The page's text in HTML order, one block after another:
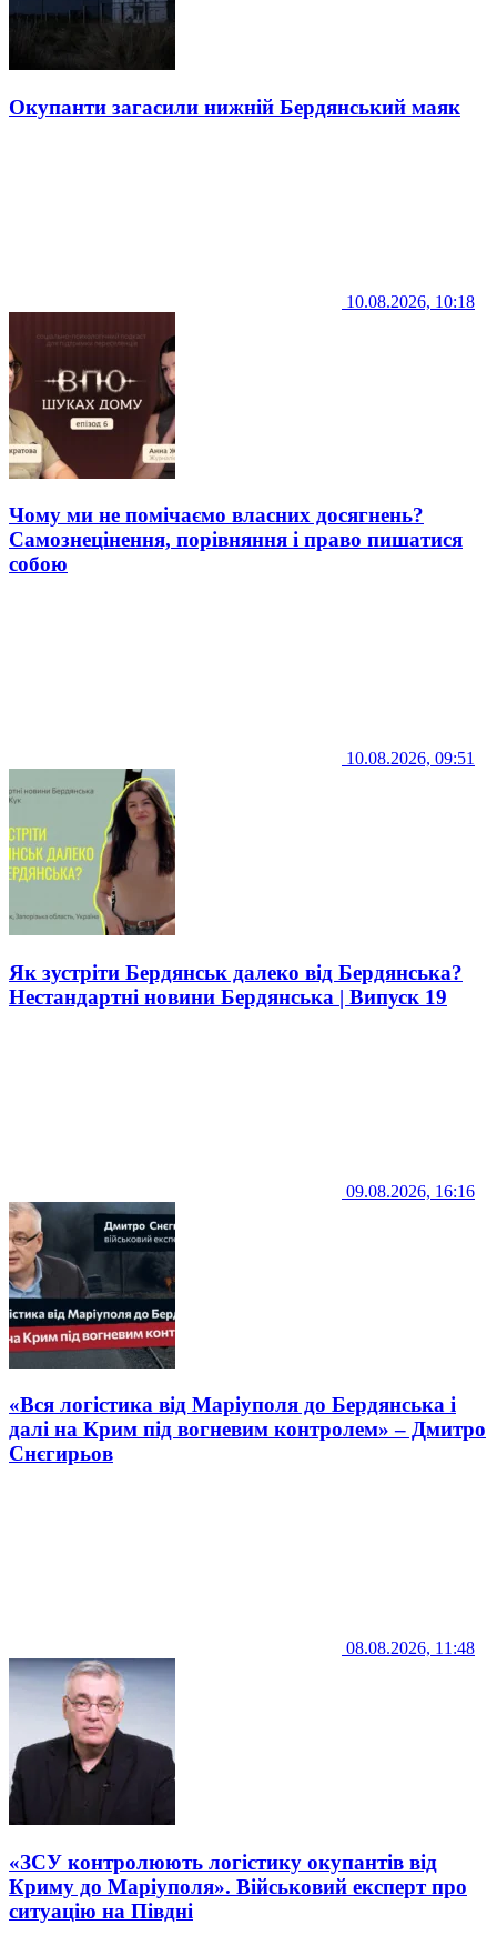
Окупанти загасили нижній Бердянський маяк
10.08.2026, 10:18
Чому ми не помічаємо власних досягнень?
Самознецінення, порівняння і право пишатися
собою
10.08.2026, 09:51
Як зустріти Бердянськ далеко від Бердянська?
Нестандартні новини Бердянська | Випуск 19
09.08.2026, 16:16
«Вся логістика від Маріуполя до Бердянська і
далі на Крим під вогневим контролем» – Дмитро
Снєгирьов
08.08.2026, 11:48
«ЗСУ контролюють логістику окупантів від
Криму до Маріуполя». Військовий експерт про
ситуацію на Півдні